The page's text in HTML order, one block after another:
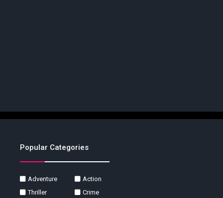
Popular Categories
Adventure
Action
Thriller
Crime